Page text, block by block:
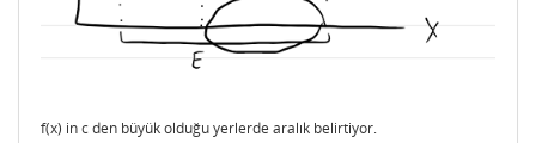
f(x) in c den büyük olduğu yerlerde aralık belirtiyor.